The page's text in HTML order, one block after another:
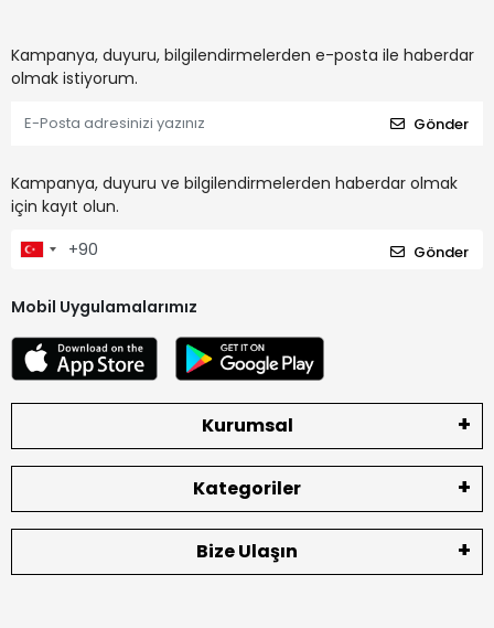
Kampanya, duyuru, bilgilendirmelerden e-posta ile haberdar
olmak istiyorum.
Gönder
Kampanya, duyuru ve bilgilendirmelerden haberdar olmak
için kayıt olun.
Gönder
Mobil Uygulamalarımız
Kurumsal
Kategoriler
Bize Ulaşın